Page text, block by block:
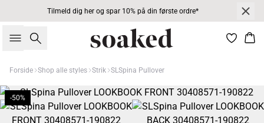
Tilmeld dig her og spar 10% på din første ordre*
Søg
Forside Shop alle styles Strik SLSpina Pullover
-50%